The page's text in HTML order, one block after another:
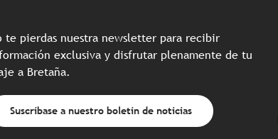
te pierdas nuestra newsletter para recibir
exclusiva y disfrutar plenamente de tu
a Bretaña.
Suscríbase a nuestro boletín de noticias